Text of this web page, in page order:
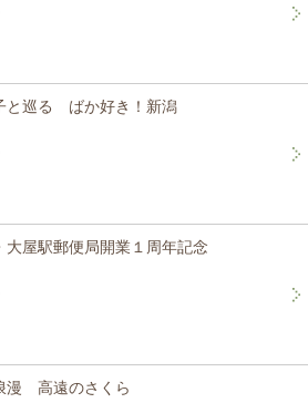
と巡る ばか好き！新潟
大屋駅郵便局開業１周年記念
漫 高遠のさくら